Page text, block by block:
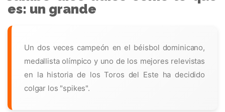
es: un grande
Un dos veces campeón en el béisbol dominicano,
medallista olímpico y uno de los mejores relevistas
en la historia de los Toros del Este ha decidido
colgar los "spikes".